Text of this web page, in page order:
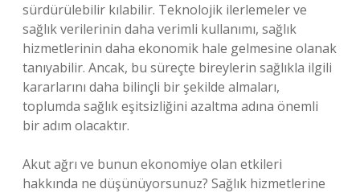
sürdürülebilir kılabilir. Teknolojik ilerlemeler ve
sağlık verilerinin daha verimli kullanımı, sağlık
hizmetlerinin daha ekonomik hale gelmesine olanak
tanıyabilir. Ancak, bu süreçte bireylerin sağlıkla ilgili
kararlarını daha bilinçli bir şekilde almaları,
toplumda sağlık eşitsizliğini azaltma adına önemli
bir adım olacaktır.
Akut ağrı ve bunun ekonomiye olan etkileri
hakkında ne düşünüyorsunuz? Sağlık hizmetlerine